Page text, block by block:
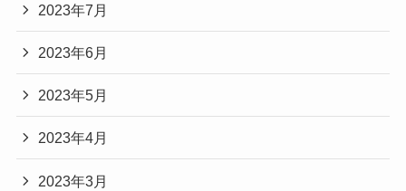
2023年7月
2023年6月
2023年5月
2023年4月
2023年3月